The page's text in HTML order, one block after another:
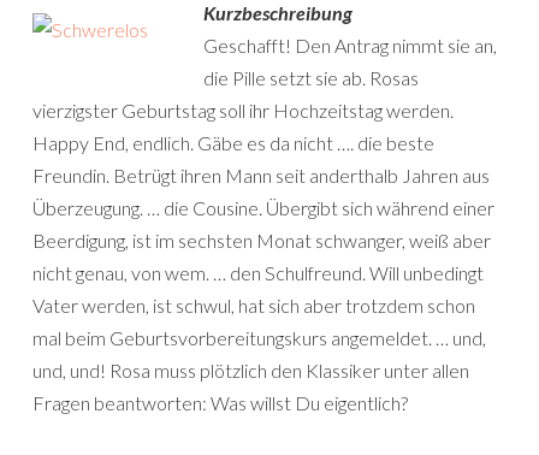
Kurzbeschreibung
Geschafft! Den Antrag nimmt sie an,
die Pille setzt sie ab. Rosas
vierzigster Geburtstag soll ihr Hochzeitstag werden.
Happy End, endlich. Gäbe es da nicht …. die beste
Freundin. Betrügt ihren Mann seit anderthalb Jahren aus
Überzeugung. … die Cousine. Übergibt sich während einer
Beerdigung, ist im sechsten Monat schwanger, weiß aber
nicht genau, von wem. … den Schulfreund. Will unbedingt
Vater werden, ist schwul, hat sich aber trotzdem schon
mal beim Geburtsvorbereitungskurs angemeldet. … und,
und, und! Rosa muss plötzlich den Klassiker unter allen
Fragen beantworten: Was willst Du eigentlich?